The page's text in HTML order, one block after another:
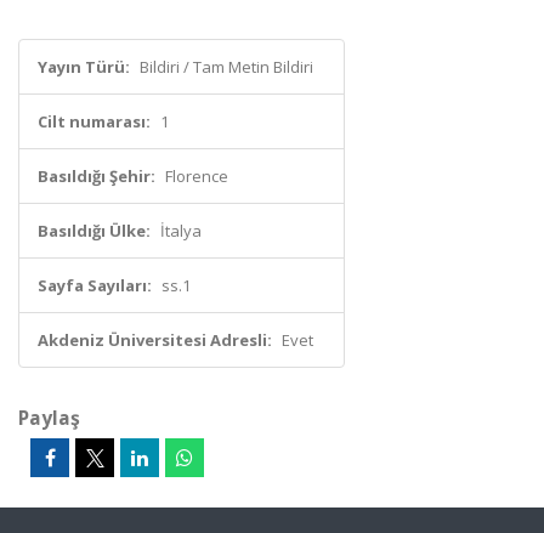
Yayın Türü: Bildiri / Tam Metin Bildiri
Cilt numarası: 1
Basıldığı Şehir: Florence
Basıldığı Ülke: İtalya
Sayfa Sayıları: ss.1
Akdeniz Üniversitesi Adresli: Evet
Paylaş